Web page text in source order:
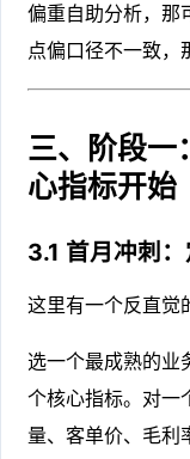
偏重自助分析，那
点偏口径不一致，
三、阶段一
心指标开始
3.1 首月冲刺
这里有一个反直觉
选一个最成熟的业
个核心指标。对一
量、客单价、毛利